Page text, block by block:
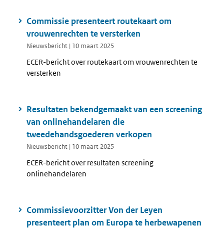
Commissie presenteert routekaart om
vrouwenrechten te versterken
Nieuwsbericht | 10 maart 2025
ECER-bericht over routekaart om vrouwenrechten te
versterken
Resultaten bekendgemaakt van een screening
van onlinehandelaren die
tweedehandsgoederen verkopen
Nieuwsbericht | 10 maart 2025
ECER-bericht over resultaten screening
onlinehandelaren
Commissievoorzitter Von der Leyen
presenteert plan om Europa te herbewapenen